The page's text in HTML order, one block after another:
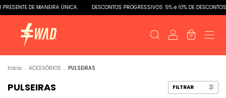
DE MANEIRA ÚNICA. DESCONTOS PROGRESSIVOS: 5% e 10% DE DESCONTOS
0
Início . ACESSÓRIOS . PULSEIRAS
PULSEIRAS FILTRAR